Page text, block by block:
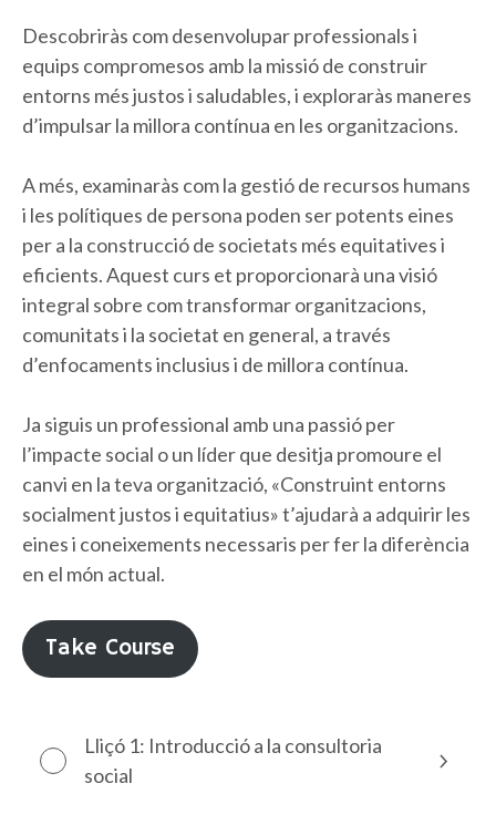
Descobriràs com desenvolupar professionals i
equips compromesos amb la missió de construir
entorns més justos i saludables, i exploraràs maneres
d’impulsar la millora contínua en les organitzacions.
A més, examinaràs com la gestió de recursos humans
i les polítiques de persona poden ser potents eines
per a la construcció de societats més equitatives i
eficients. Aquest curs et proporcionarà una visió
integral sobre com transformar organitzacions,
comunitats i la societat en general, a través
d’enfocaments inclusius i de millora contínua.
Ja siguis un professional amb una passió per
l’impacte social o un líder que desitja promoure el
canvi en la teva organització, «Construint entorns
socialment justos i equitatius» t’ajudarà a adquirir les
eines i coneixements necessaris per fer la diferència
en el món actual.
Take Course
Lliçó 1: Introducció a la consultoria
social